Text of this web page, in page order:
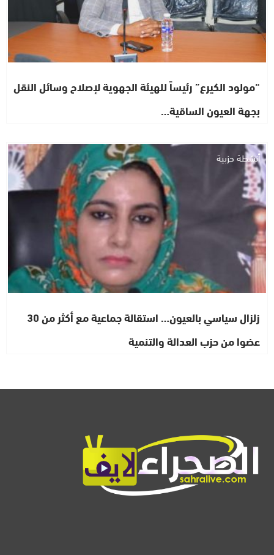
“مولود الكيرع” رئيساً للهيئة الجهوية لإصلاح وسائل النقل
بجهة العيون الساقية…
أنشطة حزبية
زلزال سياسي بالعيون… استقالة جماعية مع أكثر من 30
عضوا من حزب العدالة والتنمية